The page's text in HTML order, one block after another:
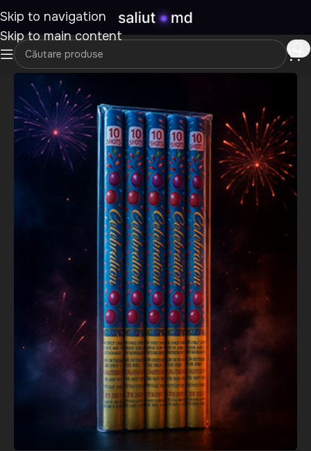
Skip to navigation
Skip to main content